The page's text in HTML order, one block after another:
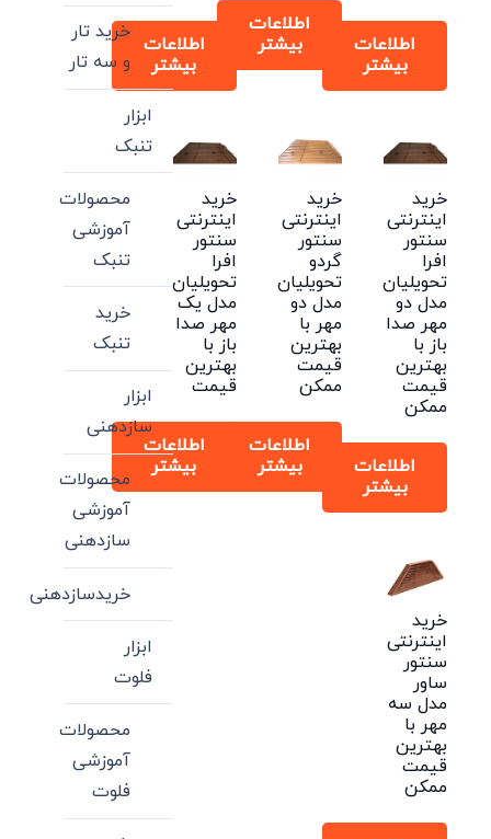
اطلاعات
بیشتر
اطلاعات
بیشتر
اطلاعات
بیشتر
خرید
اینترنتی
سنتور
افرا
تحویلیان
مدل دو
مهر صدا
باز با
بهترین
قیمت
ممکن
اطلاعات
بیشتر
خرید
اینترنتی
سنتور
گردو
تحویلیان
مدل دو
مهر با
بهترین
قیمت
ممکن
اطلاعات
بیشتر
خرید
اینترنتی
سنتور
افرا
تحویلیان
مدل یک
مهر صدا
باز با
بهترین
قیمت
اطلاعات
بیشتر
خرید
اینترنتی
سنتور
ساور
مدل سه
مهر با
بهترین
قیمت
ممکن
خرید تار
و سه تار
ابزار
تنبک
محصولات
آموزشی
تنبک
خرید
تنبک
ابزار
سازدهنی
محصولات
آموزشی
سازدهنی
خریدسازدهنی
ابزار
فلوت
محصولات
آموزشی
فلوت